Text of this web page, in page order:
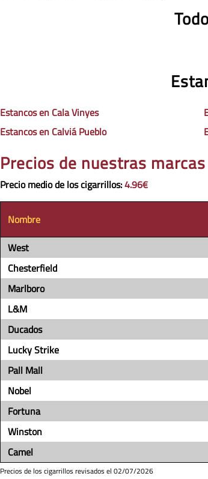
Estancos en Cala Vinyes
Estancos en Calviá Pueblo
Precios de nuestras
Precio medio de los cigarrillos:4.96€
Nombre
West
Chesterfield
Marlboro
L&M
Ducados
Lucky Strike
Pall Mall
Nobel
Fortuna
Winston
Camel
Precios de los cigarrillos revisados el 02/07/2026